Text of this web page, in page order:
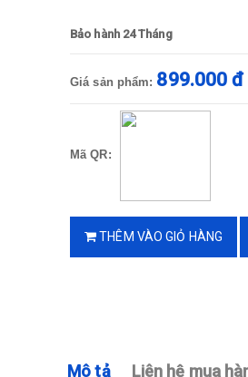
Bảo hành 24 Tháng
Giá sản phẩm: 899.000 đ
Mã QR:
THÊM VÀO GIỎ HÀNG
Mô tả Liên hệ mua